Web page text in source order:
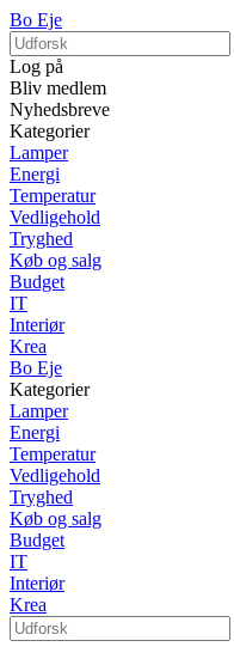
Bo Eje
Log på
Bliv medlem
Nyhedsbreve
Kategorier
Lamper
Energi
Temperatur
Vedligehold
Tryghed
Køb og salg
Budget
IT
Interiør
Krea
Bo Eje
Kategorier
Lamper
Energi
Temperatur
Vedligehold
Tryghed
Køb og salg
Budget
IT
Interiør
Krea